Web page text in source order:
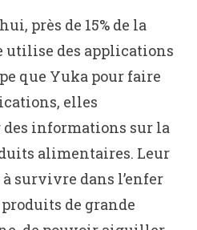
près de 15% de la
utilise des applications
que Yuka pour faire
elles
des informations sur la
alimentaires. Leur
survivre dans l’enfer
de grande